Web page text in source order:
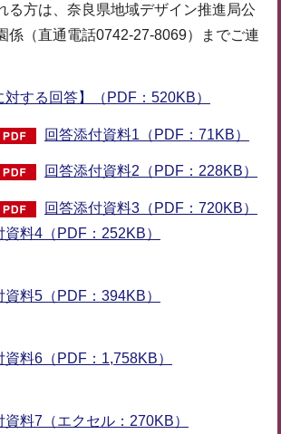
る方は、奈良県地域デザイン推進局公
係（直通電話0742-27-8069）までご連
対する回答】（PDF：520KB）
回答添付資料1（PDF：71KB）
回答添付資料2（PDF：228KB）
回答添付資料3（PDF：720KB）
資料4（PDF：252KB）
資料5（PDF：394KB）
資料6（PDF：1,758KB）
資料7（エクセル：270KB）